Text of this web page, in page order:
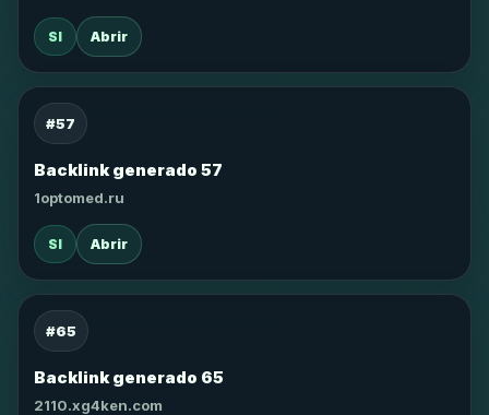
SI Abrir
#57
Backlink generado 57
1optomed.ru
SI Abrir
#65
Backlink generado 65
2110.xg4ken.com